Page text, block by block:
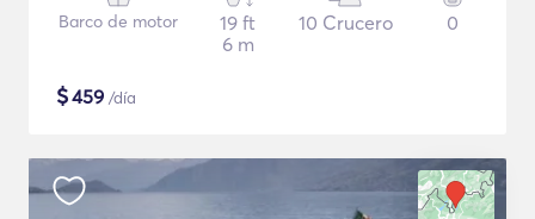
Barco de motor
19 ft
6 m
10 Crucero 0
$459 /día